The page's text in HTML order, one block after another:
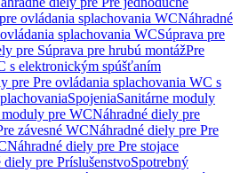
ovládania splachovania WCNáhradné
splachovania WCSúprava pre
pre Súprava pre hrubú montážPre
s elektronickým spúšťaním
pre Pre ovládania splachovania WC s
SpojeniaSanitárne moduly
moduly pre WCNáhradné diely pre
závesné WCNáhradné diely pre Pre
Náhradné diely pre Pre stojace
diely pre PríslušenstvoSpotrebný